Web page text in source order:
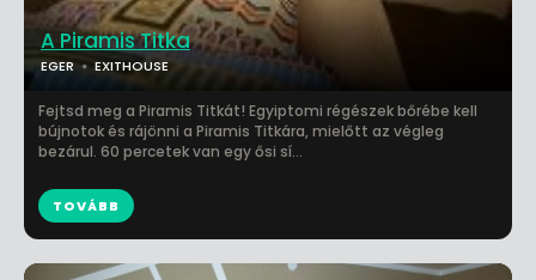
A Piramis Titka
EGER EXITHOUSE
Fejtsd meg a Piramis Titkát! Egyiptomi régészek bőrébe kell
bújnotok és rájönni a Piramis Titkára, mielőtt az végleg
bezárul. 60 percetek van egy ősi sí...
TOVÁBB